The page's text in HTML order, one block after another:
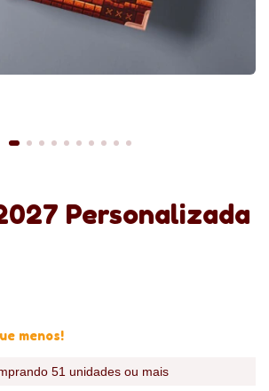
Personalizada
menos!
51 unidades ou mais